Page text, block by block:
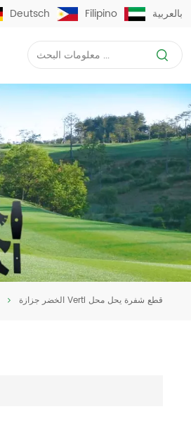
Deutsch Filipino بالعربية
الخضر جزازة Verti قطع شفرة يحل محل